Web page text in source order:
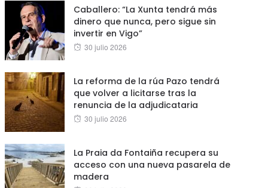
Caballero: “La Xunta tendrá más
dinero que nunca, pero sigue sin
invertir en Vigo”
Posted
30 julio 2026
La reforma de la rúa Pazo tendrá
que volver a licitarse tras la
renuncia de la adjudicataria
Posted
30 julio 2026
La Praia da Fontaiña recupera su
acceso con una nueva pasarela de
madera